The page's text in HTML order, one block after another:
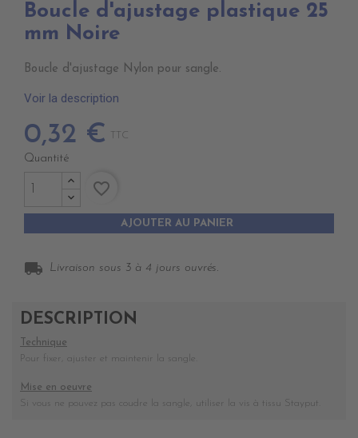
Boucle d'ajustage plastique 25
mm Noire
Boucle d'ajustage Nylon pour sangle.
Voir la description
0,32 € TTC
Quantité
AJOUTER AU PANIER
favorite_border
local_shipping Livraison sous 3 à 4 jours ouvrés.
DESCRIPTION
Technique
Pour fixer, ajuster et maintenir la sangle.
Mise en oeuvre
Si vous ne pouvez pas coudre la sangle, utiliser la vis à tissu Stayput.